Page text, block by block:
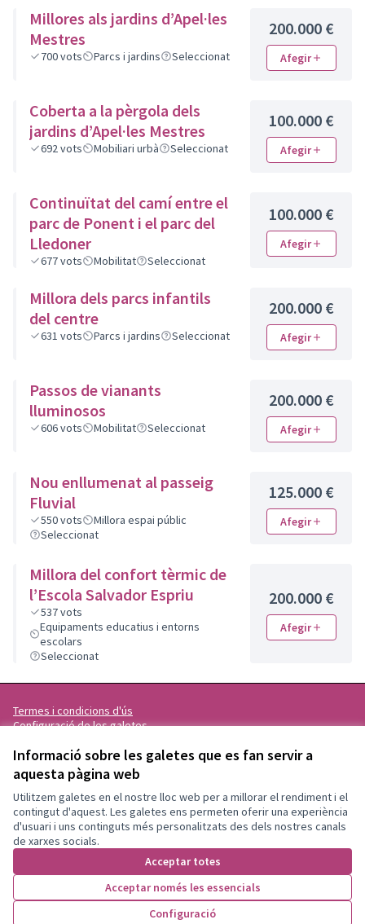
Informació sobre les galetes que es fan servir a
aquesta pàgina web
Utilitzem galetes en el nostre lloc web per a millorar el rendiment i el
contingut d'aquest. Les galetes ens permeten oferir una experiència
d'usuari i uns continguts més personalitzats des dels nostres canals
de xarxes socials.
Acceptar totes
Acceptar només les essencials
Configuració
Millores als jardins d’Apel·les
Mestres
700vots Parcs i jardins Seleccionat
200.000 €
Afegir
Coberta a la pèrgola dels
jardins d’Apel·les Mestres
692vots Mobiliari urbà Seleccionat
100.000 €
Afegir
Continuïtat del camí entre el
parc de Ponent i el parc del
Lledoner
677vots Mobilitat Seleccionat
100.000 €
Afegir
Millora dels parcs infantils
del centre
631 vots Parcs i jardins Seleccionat
200.000 €
Afegir
Passos de vianants
lluminosos
606vots Mobilitat Seleccionat
200.000 €
Afegir
Nou enllumenat al passeig
Fluvial
550vots
Millora espai públic
Seleccionat
125.000 €
Afegir
Millora del confort tèrmic de
l’Escola Salvador Espriu
537vots
Equipaments educatius i entorns
escolars
Seleccionat
200.000 €
Afegir
Termes i condicions d'ús
Configuració de les galetes
(Enllaç extern)
(Enllaç extern)
(Enllaç extern)
(Enllaç extern)
Català
Triar la llenguaElegir el idioma
(Enllaç extern)programari lliure
(Enllaç extern)
.